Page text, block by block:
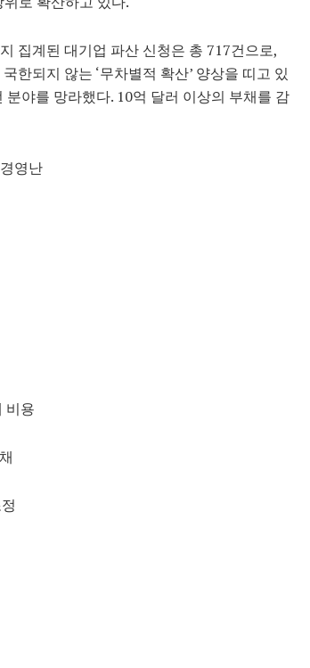
집계된 대기업 파산 신청은 총 717건으로,
한되지 않는 ‘무차별적 확산’ 양상을 띠고 있
야를 망라했다. 10억 달러 이상의 부채를 감
영난
비용